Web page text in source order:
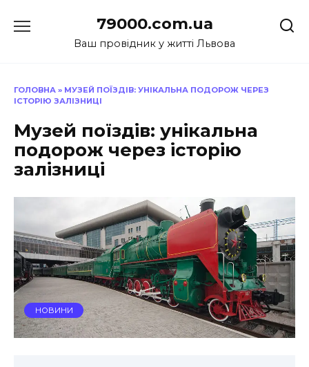
до
79000.com.ua
Ваш провідник у житті Львова
ГОЛОВНА » МУЗЕЙ ПОЇЗДІВ: УНІКАЛЬНА ПОДОРОЖ ЧЕРЕЗ
ІСТОРІЮ ЗАЛІЗНИЦІ
Музей поїздів: унікальна
подорож через історію
залізниці
НОВИНИ